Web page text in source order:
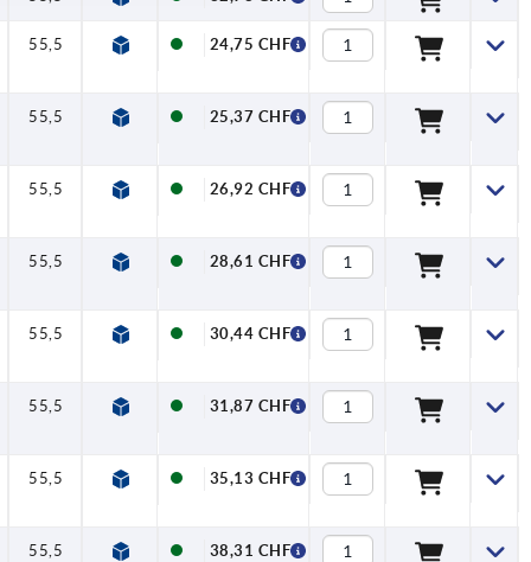
55,5 24,75 CHF
55,5 25,37 CHF
55,5 26,92 CHF
55,5 28,61 CHF
55,5 30,44 CHF
55,5 31,87 CHF
55,5 35,13 CHF
55,5 38,31 CHF